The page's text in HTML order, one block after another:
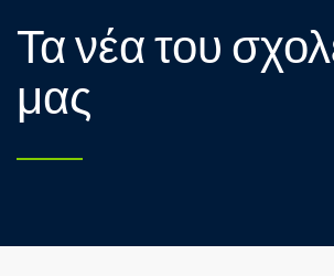
Τα νέα του
μας